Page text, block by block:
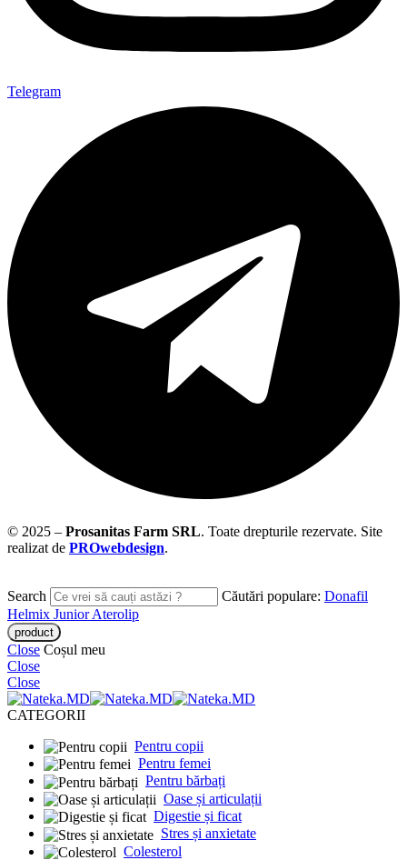
Telegram
© 2025 – Prosanitas Farm SRL. Toate drepturile rezervate. Site
realizat de PROwebdesign.
Search Căutări populare: Donafil
Helmix JuniorAterolip
Close Coșul meu
Close
Close
CATEGORII
Pentru copii
Pentru femei
Pentru bărbați
Oase și articulații
Digestie și ficat
Stres și anxietate
Colesterol